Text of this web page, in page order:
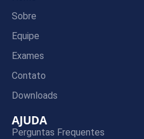
Sobre
Equipe
Exames
Contato
Downloads
AJUDA
Perguntas Frequentes